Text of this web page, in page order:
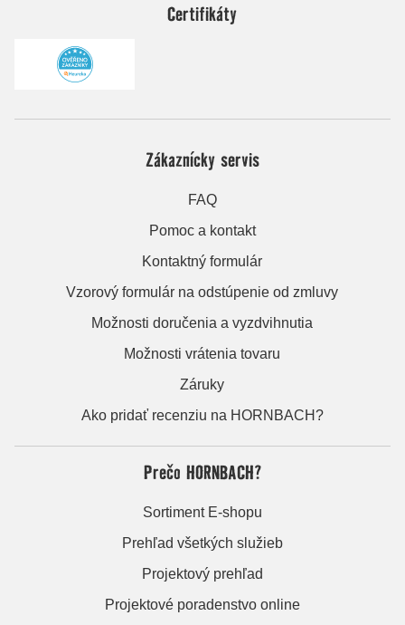
Certifikáty
Zákaznícky servis
FAQ
Pomoc a kontakt
Kontaktný formulár
Vzorový formulár na odstúpenie od zmluvy
Možnosti doručenia a vyzdvihnutia
Možnosti vrátenia tovaru
Záruky
Ako pridať recenziu na HORNBACH?
Prečo HORNBACH?
Sortiment E-shopu
Prehľad všetkých služieb
Projektový prehľad
Projektové poradenstvo online